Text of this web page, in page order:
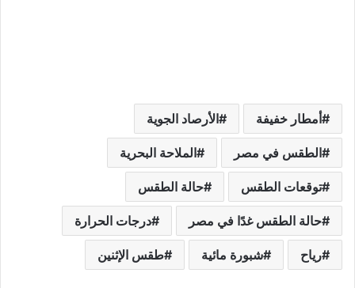
أمطار خفيفة الأرصاد الجوية
الطقس في مصر الملاحة البحرية
توقعات الطقس حالة الطقس
حالة الطقس غدًا في مصر درجات الحرارة
رياح شبورة مائية طقس الإثنين